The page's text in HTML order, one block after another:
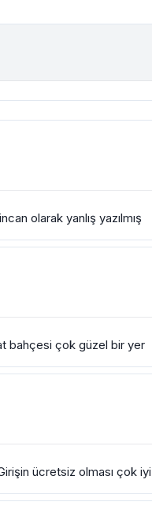
olarak yanlış yazılmış
bahçesi çok güzel bir yer
ücretsiz olması çok